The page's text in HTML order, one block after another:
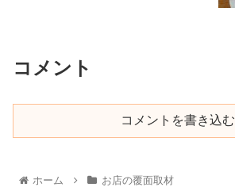
コメント
コメントを書き込む
ホーム お店の覆面取材